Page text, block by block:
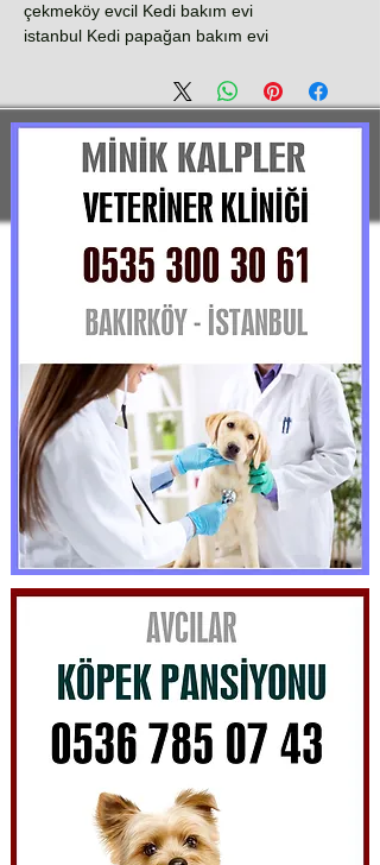
çekmeköy evcil Kedi bakım evi
istanbul Kedi papağan bakım evi